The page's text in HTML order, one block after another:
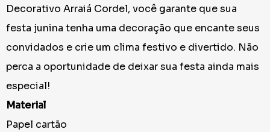
Decorativo Arraiá Cordel, você garante que sua
festa junina tenha uma decoração que encante seus
convidados e crie um clima festivo e divertido. Não
perca a oportunidade de deixar sua festa ainda mais
especial!
Material
Papel cartão